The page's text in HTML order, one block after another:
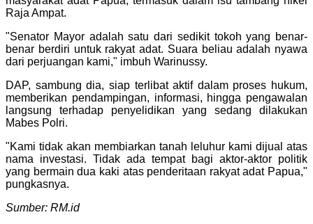
Raja Ampat.
"Senator Mayor adalah satu dari sedikit tokoh yang benar-
benar berdiri untuk rakyat adat. Suara beliau adalah nyawa
dari perjuangan kami," imbuh Warinussy.
DAP, sambung dia, siap terlibat aktif dalam proses hukum,
memberikan pendampingan, informasi, hingga pengawalan
langsung terhadap penyelidikan yang sedang dilakukan
Mabes Polri.
"Kami tidak akan membiarkan tanah leluhur kami dijual atas
nama investasi. Tidak ada tempat bagi aktor-aktor politik
yang bermain dua kaki atas penderitaan rakyat adat Papua,"
pungkasnya.
Sumber: RM.id